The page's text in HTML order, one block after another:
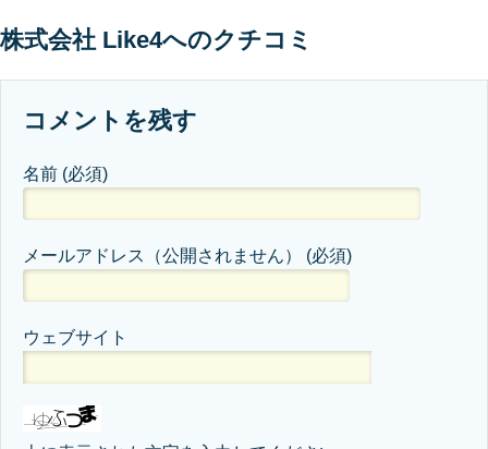
株式会社 Like4へのクチコミ
コメントを残す
名前 (必須)
メールアドレス（公開されません） (必須)
ウェブサイト